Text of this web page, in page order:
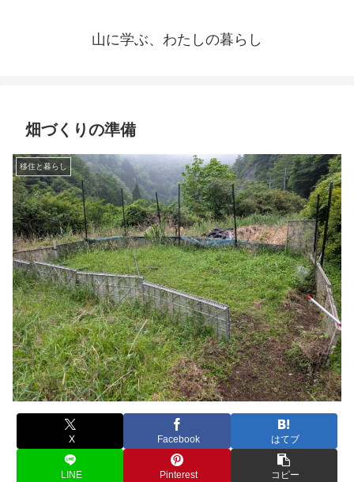
山に学ぶ、わたしの暮らし
畑づくりの準備
移住と暮らし
X Facebook はてブ
LINE Pinterest コピー